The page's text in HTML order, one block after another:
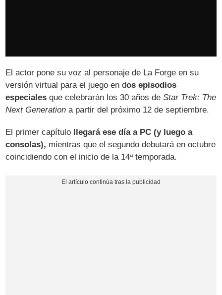
El actor pone su voz al personaje de La Forge en su
versión virtual para el juego en dos episodios
especiales que celebrarán los 30 años deStar Trek: The
Next Generation a partir del próximo 12 de septiembre.
El primer capítulo
llegará ese día a PC (y luego a
consolas), mientras que el segundo debutará en octubre
coincidiendo con el inicio de la 14ª temporada.